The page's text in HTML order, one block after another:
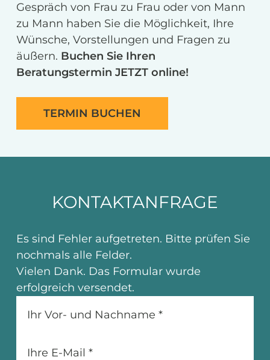
Gespräch von Frau zu Frau oder von Mann
zu Mann haben Sie die Möglichkeit, Ihre
Wünsche, Vorstellungen und Fragen zu
äußern. Buchen Sie Ihren
Beratungstermin JETZT online!
TERMIN BUCHEN
KONTAKTANFRAGE
Es sind Fehler aufgetreten. Bitte prüfen Sie
nochmals alle Felder.
Vielen Dank. Das Formular wurde
erfolgreich versendet.
Ihr Vor- und Nachname *
Ihre E-Mail *